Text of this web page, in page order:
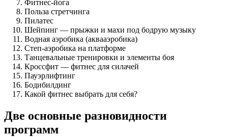
Фитнес-йога
Польза стретчинга
Пилатес
Шейпинг — прыжки и махи под бодрую музыку
Водная аэробика (аквааэробика)
Степ-аэробика на платформе
Танцевальные тренировки и элементы боя
Кроссфит — фитнес для силачей
Пауэрлифтинг
Бодибилдинг
Какой фитнес выбрать для себя?
Две основные разновидности
программ